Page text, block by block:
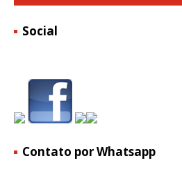
Social
Contato por Whatsapp